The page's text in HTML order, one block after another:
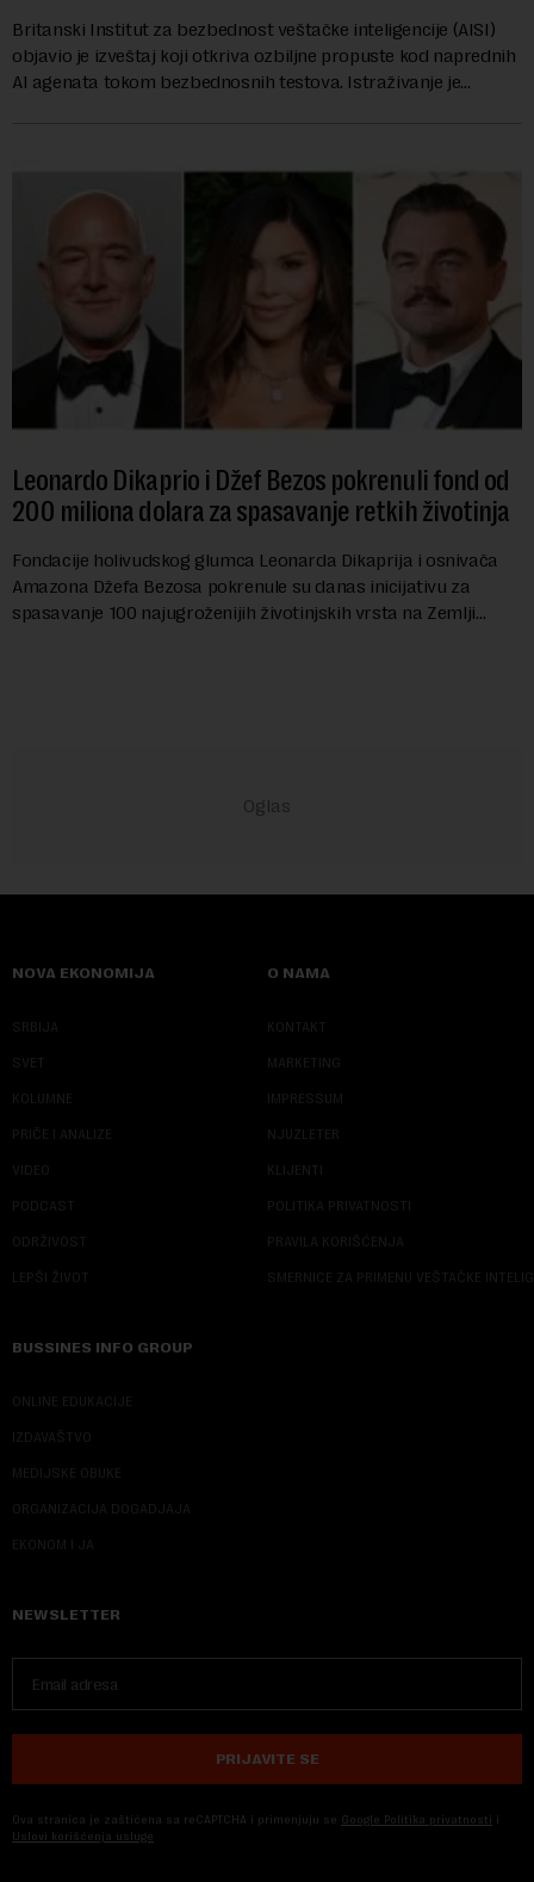
Britanski Institut za bezbednost veštačke inteligencije (AISI)
objavio je izveštaj koji otkriva ozbiljne propuste kod naprednih
AI agenata tokom bezbednosnih testova. Istraživanje je
Leonardo Dikaprio i Džef Bezos pokrenuli fond od
200 miliona dolara za spasavanje retkih životinja
Fondacije holivudskog glumca Leonarda Dikaprija i osnivača
Amazona Džefa Bezosa pokrenule su danas inicijativu za
spasavanje 100 najugroženijih životinjskih vrsta na Zemlji
NOVA EKONOMIJA
SRBIJA
SVET
KOLUMNE
PRIČE I ANALIZE
VIDEO
PODCAST
ODRŽIVOST
LEPŠI ŽIVOT
O NAMA
KONTAKT
MARKETING
IMPRESSUM
NJUZLETER
KLIJENTI
POLITIKA PRIVATNOSTI
PRAVILA KORIŠĆENJA
SMERNICE ZA PRIMENU VEŠTAČKE
BUSSINES INFO GROUP
ONLINE EDUKACIJE
IZDAVAŠTVO
MEDIJSKE OBUKE
ORGANIZACIJA DOGADJAJA
EKONOM I JA
NEWSLETTER
PRIJAVITE SE
Ova stranica je zaštićena sa reCAPTCHA i primenjuju se Google Politika privatnosti i
Uslovi korišćenja usluge